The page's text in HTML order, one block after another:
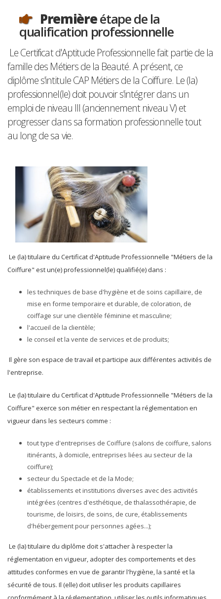
Premièreétape de la
qualification professionnelle
Le Certificat d'Aptitude Professionnelle fait partie de la
famille des Métiers de la Beauté. A présent, ce
diplôme s'intitule CAP Métiers de la Coiffure. Le (la)
professionnel(le) doit pouvoir s'intégrer dans un
emploi de niveau III (anciennement niveau V) et
progresser dans sa formation professionnelle tout
au long de sa vie.
Le (la) titulaire du Certificat d'Aptitude Professionnelle "Métiers de la
Coiffure" est un(e) professionnel(le) qualifié(e) dans :
les techniques de base d'hygiène et de soins capillaire, de
mise en forme temporaire et durable, de coloration, de
coiffage sur une clientèle féminine et masculine;
l'accueil de la clientèle;
le conseil et la vente de services et de produits;
Il gère son espace de travail et participe aux différentes activités de
l'entreprise.
Le (la) titulaire du Certificat d'Aptitude Professionnelle "Métiers de la
Coiffure" exerce son métier en respectant la réglementation en
vigueur dans les secteurs comme :
tout type d'entreprises de Coiffure (salons de coiffure, salons
itinérants, à domicile, entreprises liées au secteur de la
coiffure);
secteur du Spectacle et de la Mode;
établissements et institutions diverses avec des activités
intégrées (centres d'esthétique, de thalassothérapie, de
tourisme, de loisirs, de soins, de cure, établissements
d'hébergement pour personnes agées...);
Le (la) titulaire du diplôme doit s'attacher à respecter la
réglementation en vigueur, adopter des comportements et des
attitudes conformes en vue de garantir l'hygiène, la santé et la
sécurité de tous. Il (elle) doit utiliser les produits capillaires